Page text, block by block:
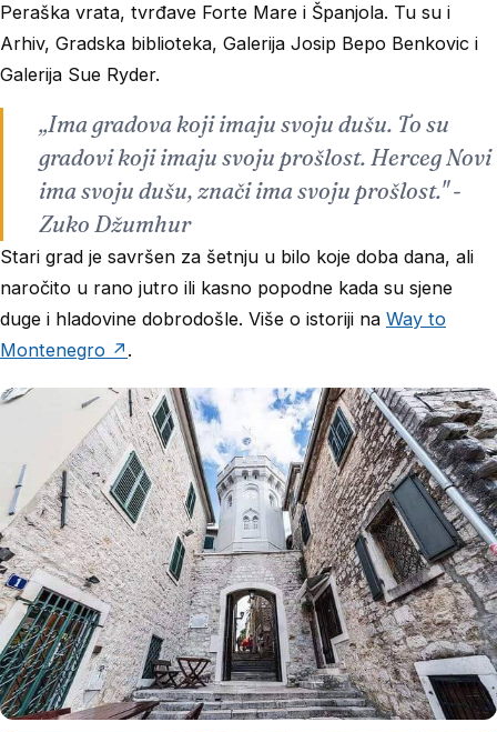
Peraška vrata, tvrđave Forte Mare i Španjola. Tu su i
Arhiv, Gradska biblioteka, Galerija Josip Bepo Benkovic i
Galerija Sue Ryder.
„Ima gradova koji imaju svoju dušu. To su
gradovi koji imaju svoju prošlost. Herceg Novi
ima svoju dušu, znači ima svoju prošlost." -
Zuko Džumhur
Stari grad je savršen za šetnju u bilo koje doba dana, ali
naročito u rano jutro ili kasno popodne kada su sjene
duge i hladovine dobrodošle. Više o istoriji na Way to
Montenegro ↗ .